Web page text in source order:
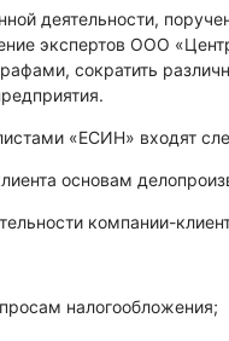
деятельности,
экспертов ООО
сократить
«ЕСИН» входят
основам
компании-
налогообложения;